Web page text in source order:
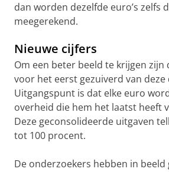
dan worden dezelfde euro’s zelfs
meegerekend.
Nieuwe cijfers
Om een beter beeld te krijgen zijn
voor het eerst gezuiverd van
Uitgangspunt is dat elke euro
overheid die hem het laatst heeft
Deze geconsolideerde uitgaven
tot 100 procent.
De onderzoekers hebben in beeld